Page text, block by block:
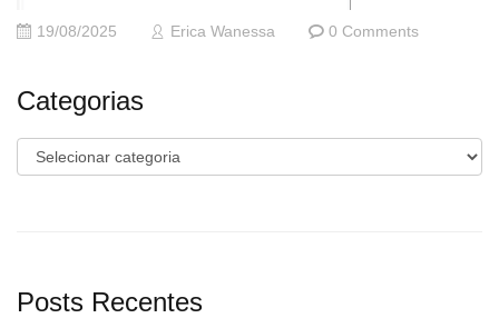
19/08/2025 Erica Wanessa 0 Comments
Categorias
Categorias
Posts Recentes